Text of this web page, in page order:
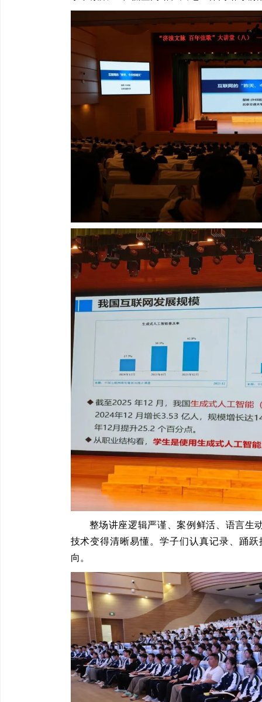
整场讲座逻辑严谨、案例鲜活、语言生
技术变得清晰易懂。学子们认真记录、踊
向。